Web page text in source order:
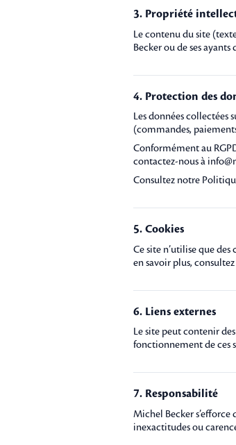
3. Propriété
Le contenu du site
Becker ou de ses
4. Protection des
Les données collectées
(commandes,
Conformément au
contactez-nous à
Consultez notre
5. Cookies
Ce site n’utilise que des
en savoir plus,
6. Liens externes
Le site peut contenir
fonctionnement de ces
7. Responsabilité
Michel Becker s’efforce
inexactitudes ou